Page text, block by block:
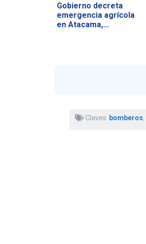
Gobierno decreta
emergencia agrícola
en Atacama,…
Claves: bomberos,